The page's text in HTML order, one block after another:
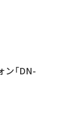
ン「DN-